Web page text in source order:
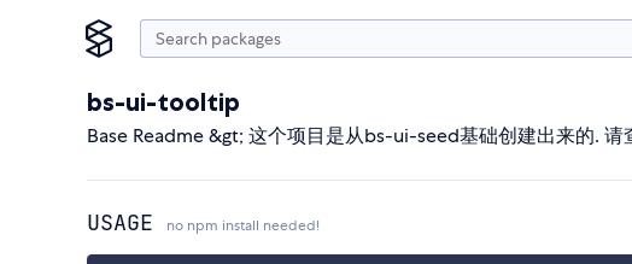
bs-ui-tooltip
Base Readme &gt; 这个项目是从bs-ui-seed基础创建出来的.
USAGE no npm install needed!